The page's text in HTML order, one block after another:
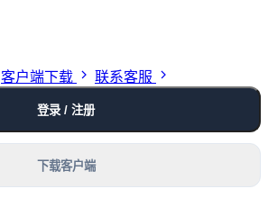
客户端下载 联系客服
登录 / 注册
下载客户端